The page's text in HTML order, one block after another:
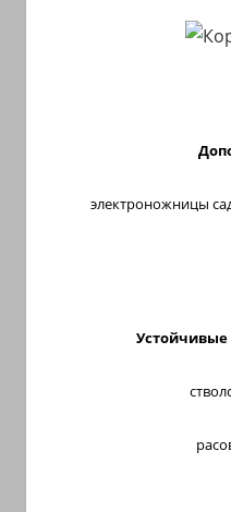
электроножницы
Устойчивые